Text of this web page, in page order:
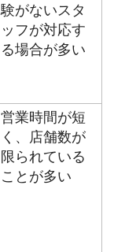
験がないスタ
ッフが対応す
る場合が多い
営業時間が短
く、店舗数が
限られている
ことが多い